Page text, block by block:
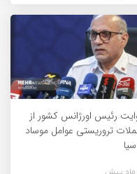
رئیس اورژانس کشور از
تروریستی عوامل موساد